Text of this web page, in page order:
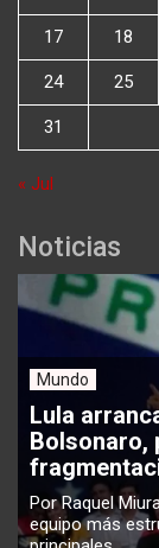
17 18
24 25
31
« Jul
Noticias
Mundo
Lula
Bolsonaro,
Por Raquel
equipo más